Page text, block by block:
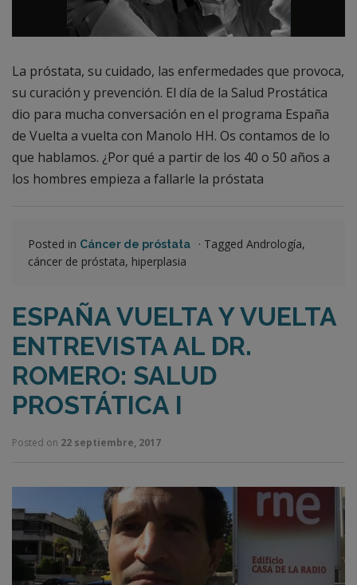
La próstata, su cuidado, las enfermedades que provoca,
su curación y prevención. El día de la Salud Prostática
dio para mucha conversación en el programa España
de Vuelta a vuelta con Manolo HH. Os contamos de lo
que hablamos. ¿Por qué a partir de los 40 o 50 años a
los hombres empieza a fallarle la próstata
Posted in Cáncer de próstata · Tagged Andrología,
cáncer de próstata, hiperplasia
ESPAÑA VUELTA Y VUELTA
ENTREVISTA AL DR.
ROMERO: SALUD
PROSTÁTICA I
Posted on 22 septiembre, 2017